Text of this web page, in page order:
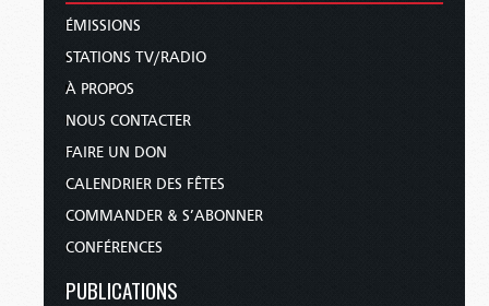
ÉMISSIONS
STATIONS TV/RADIO
À PROPOS
NOUS CONTACTER
FAIRE UN DON
CALENDRIER DES FÊTES
COMMANDER & S’ABONNER
CONFÉRENCES
PUBLICATIONS